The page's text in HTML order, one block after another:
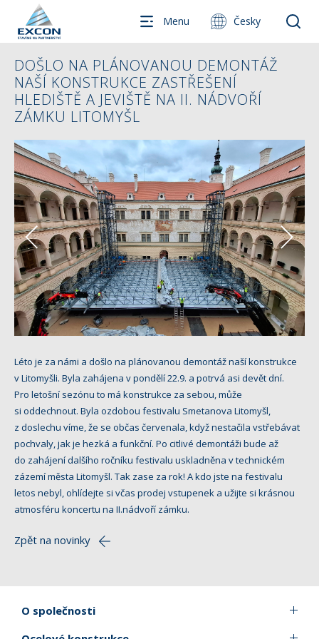
Menu Česky
DOŠLO NA PLÁNOVANOU DEMONTÁŽ
NAŠÍ KONSTRUKCE ZASTŘEŠENÍ
HLEDIŠTĚ A JEVIŠTĚ NA II. NÁDVOŘÍ
ZÁMKU LITOMYŠL
Léto je za námi a došlo na plánovanou demontáž naší konstrukce
v Litomyšli. Byla zahájena v pondělí 22.9. a potrvá asi devět dní.
Pro letošní sezónu to má konstrukce za sebou, může
si oddechnout. Byla ozdobou festivalu Smetanova Litomyšl,
z doslechu víme, že se občas červenala, když nestačila vstřebávat
pochvaly, jak je hezká a funkční. Po citlivé demontáži bude až
do zahájení dalšího ročníku festivalu uskladněna v technickém
zázemí města Litomyšl. Tak zase za rok! A kdo jste na festivalu
letos nebyl, ohlídejte si včas prodej vstupenek a užijte si krásnou
atmosféru koncertu na II.nádvoří zámku.
Zpět na novinky
O společnosti